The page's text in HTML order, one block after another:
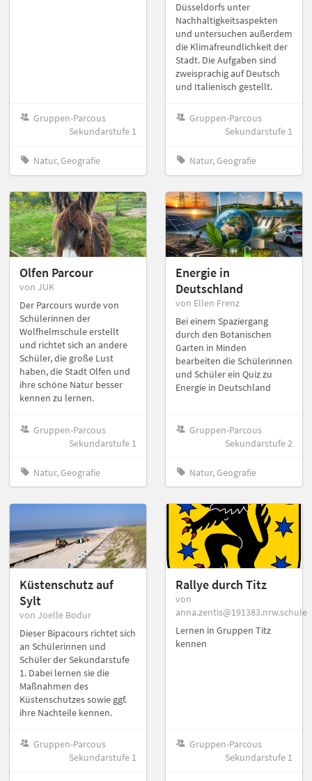
Gruppen-Parcous
Sekundarstufe 1
Natur, Geografie
Düsseldorfs unter
Nachhaltigkeitsaspekten
und untersuchen außerdem
die Klimafreundlichkeit der
Stadt. Die Aufgaben sind
zweisprachig auf Deutsch
und Italienisch gestellt.
Gruppen-Parcous
Sekundarstufe 1
Natur, Geografie
Olfen Parcour
von JUK
Der Parcours wurde von
Schülerinnen der
Wolfhelmschule erstellt
und richtet sich an andere
Schüler, die große Lust
haben, die Stadt Olfen und
ihre schöne Natur besser
kennen zu lernen.
Gruppen-Parcous
Sekundarstufe 1
Natur, Geografie
Energie in
Deutschland
von Ellen Frenz
Bei einem Spaziergang
durch den Botanischen
Garten in Minden
bearbeiten die Schülerinnen
und Schüler ein Quiz zu
Energie in Deutschland
Gruppen-Parcous
Sekundarstufe 2
Natur, Geografie
Küstenschutz auf
Sylt
von Joelle Bodur
Dieser Bipacours richtet sich
an Schülerinnen und
Schüler der Sekundarstufe
1. Dabei lernen sie die
Maßnahmen des
Küstenschutzes sowie ggf.
ihre Nachteile kennen.
Gruppen-Parcous
Sekundarstufe 1
Rallye durch Titz
von
anna.zentis@191383.nrw.schule
Lernen in Gruppen Titz
kennen
Gruppen-Parcous
Sekundarstufe 1